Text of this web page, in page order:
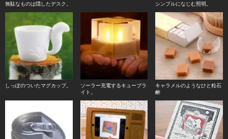
無駄なものは隠したデスク。 シンプルになじむ照明。
しっぽのついたマグカップ。
ソーラー充電するキューブラ
イト。
キャラメルのようなひと粒石
鹸